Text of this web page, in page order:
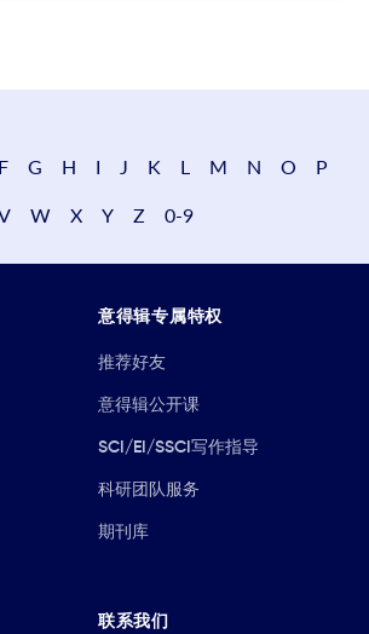
F G H I J K L M N O P
W X Y Z 0-9